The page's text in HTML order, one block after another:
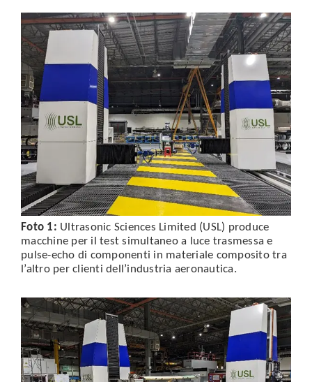
Foto 1: Ultrasonic Sciences Limited (USL) produce
macchine per il test simultaneo a luce trasmessa e
pulse-echo di componenti in materiale composito tra
l’altro per clienti dell’industria aeronautica.